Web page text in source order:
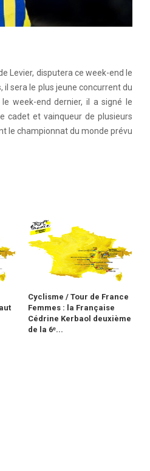
Levier, disputera ce week-end le
il sera le plus jeune concurrent du
week-end dernier, il a signé le
cadet et vainqueur de plusieurs
le championnat du monde prévu
Cyclisme / Tour de France
Femmes : la Française
Cédrine Kerbaol deuxième
de la 6ᵉ...